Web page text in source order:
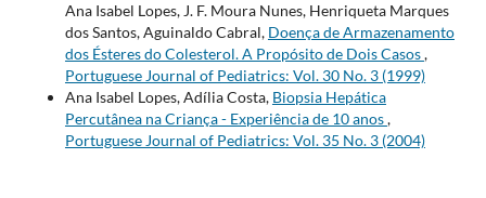
Ana Isabel Lopes, J. F. Moura Nunes, Henriqueta Marques
dos Santos, Aguinaldo Cabral, Doença de Armazenamento
dos Ésteres do Colesterol. A Propósito de Dois Casos,
Portuguese Journal of Pediatrics: Vol. 30 No. 3 (1999)
Ana Isabel Lopes, Adília Costa, Biopsia Hepática
Percutânea na Criança - Experiência de 10 anos,
Portuguese Journal of Pediatrics: Vol. 35 No. 3 (2004)